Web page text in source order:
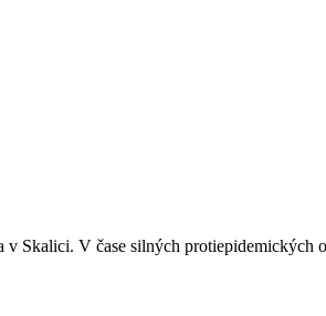
v Skalici. V čase silných protiepidemických